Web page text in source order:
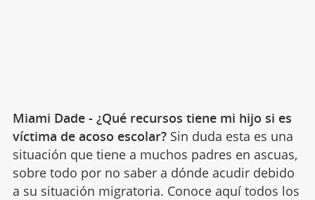
Miami Dade - ¿Qué recursos tiene mi hijo si es
víctima de acoso escolar?Sin duda esta es una
situación que tiene a muchos padres en ascuas,
sobre todo por no saber a dónde acudir debido
a su situación migratoria. Conoce aquí todos los